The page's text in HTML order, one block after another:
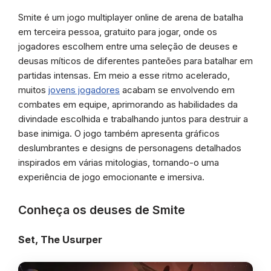
Smite é um jogo multiplayer online de arena de batalha
em terceira pessoa, gratuito para jogar, onde os
jogadores escolhem entre uma seleção de deuses e
deusas míticos de diferentes panteões para batalhar em
partidas intensas. Em meio a esse ritmo acelerado,
muitos jovens jogadores acabam se envolvendo em
combates em equipe, aprimorando as habilidades da
divindade escolhida e trabalhando juntos para destruir a
base inimiga. O jogo também apresenta gráficos
deslumbrantes e designs de personagens detalhados
inspirados em várias mitologias, tornando-o uma
experiência de jogo emocionante e imersiva.
Conheça os deuses de Smite
Set, The Usurper